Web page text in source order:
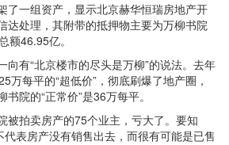
了一组资产，显示北京赫华恒瑞房地产开
达处理，其附带的抵押物主要为万柳书院
额46.95亿。
有“北京楼市的尽头是万柳”的说法。去年
万每平的“超低价”，彻底刷爆了地产圈，
院的“正常价”是36万每平。
被拍卖房产的75个业主，亏大了。要知
代表房产没有销售出去，而很有可能是已售